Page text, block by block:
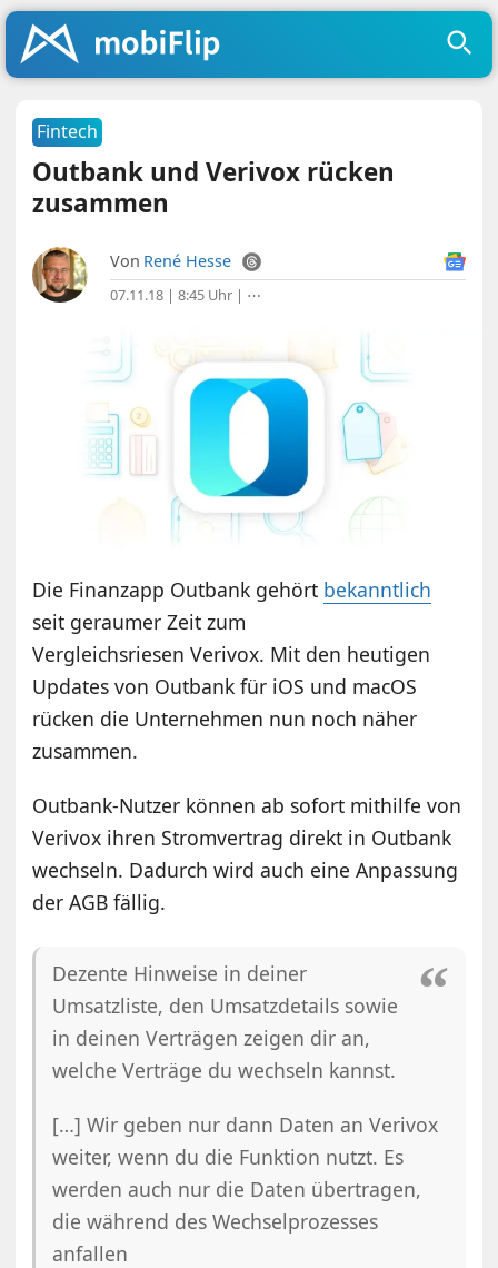
Fintech
Outbank und Verivox rücken
zusammen
Von René Hesse
07.11.18 | 8:45 Uhr | ⋯
Die Finanzapp Outbank gehört bekanntlich
seit geraumer Zeit zum
Vergleichsriesen Verivox. Mit den heutigen
Updates von Outbank für iOS und macOS
rücken die Unternehmen nun noch näher
zusammen.
Outbank-Nutzer können ab sofort mithilfe von
Verivox ihren Stromvertrag direkt in Outbank
wechseln. Dadurch wird auch eine Anpassung
der AGB fällig.
Dezente Hinweise in deiner
Umsatzliste, den Umsatzdetails sowie
in deinen Verträgen zeigen dir an,
welche Verträge du wechseln kannst.
[…] Wir geben nur dann Daten an Verivox
weiter, wenn du die Funktion nutzt. Es
werden auch nur die Daten übertragen,
die während des Wechselprozesses
anfallen